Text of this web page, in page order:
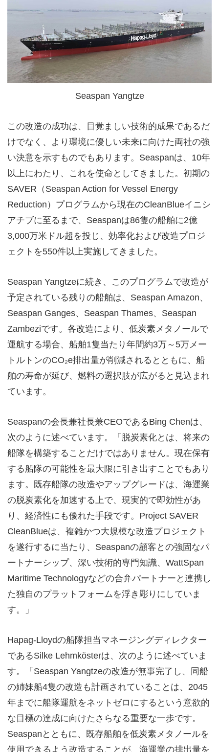
Seaspan Yangtze
この改造の成功は、目覚ましい技術的成果であるだ
けでなく、より環境に優しい未来に向けた両社の強
い決意を示すものでもあります。Seaspanは、10年
以上にわたり、これを使命としてきました。初期の
SAVER（Seaspan Action for Vessel Energy
Reduction）プログラムから現在のCleanBlueイニシ
アチブに至るまで、Seaspanは86隻の船舶に2億
3,000万米ドル超を投じ、効率化および改造プロジ
ェクトを550件以上実施してきました。
Seaspan Yangtzeに続き、このプログラムで改造が
予定されている残りの船舶は、Seaspan Amazon、
Seaspan Ganges、Seaspan Thames、Seaspan
Zambeziです。各改造により、低炭素メタノールで
運航する場合、船舶1隻当たり年間約3万～5万メー
トルトンのCO₂e排出量が削減されるとともに、船
舶の寿命が延び、燃料の選択肢が広がると見込まれ
ています。
Seaspanの会長兼社長兼CEOであるBing Chenは、
次のように述べています。「脱炭素化とは、将来の
船隊を構築することだけではありません。現在保有
する船隊の可能性を最大限に引き出すことでもあり
ます。既存船隊の改造やアップグレードは、海運業
の脱炭素化を加速する上で、現実的で即効性があ
り、経済性にも優れた手段です。Project SAVER
CleanBlueは、複雑かつ大規模な改造プロジェクト
を遂行するに当たり、Seaspanの顧客との強固なパ
ートナーシップ、深い技術的専門知識、WattSpan
Maritime Technologyなどの合弁パートナーと連携し
た独自のプラットフォームを浮き彫りにしていま
す。」
Hapag-Lloydの船隊担当マネージングディレクター
であるSilke Lehmkösterは、次のように述べていま
す。「Seaspan Yangtzeの改造が無事完了し、同船
の姉妹船4隻の改造も計画されていることは、2045
年までに船隊運航をネットゼロにするという意欲的
な目標の達成に向けたさらなる重要な一歩です。
Seaspanとともに、既存船舶を低炭素メタノールを
使用できるよう改造することが、海運業の排出量を